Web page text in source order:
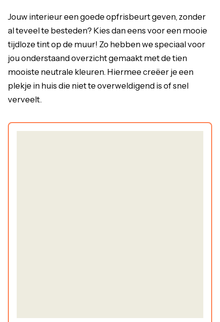
Jouw interieur een goede opfrisbeurt geven, zonder
al teveel te besteden? Kies dan eens voor een mooie
tijdloze tint op de muur! Zo hebben we speciaal voor
jou onderstaand overzicht gemaakt met de tien
mooiste neutrale kleuren. Hiermee creëer je een
plekje in huis die niet te overweldigend is of snel
verveelt.